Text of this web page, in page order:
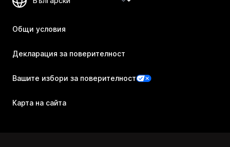
Общи условия
Декларация за поверителност
Вашите избори за поверителност
Карта на сайта